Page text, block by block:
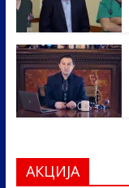
АКЦИЈА